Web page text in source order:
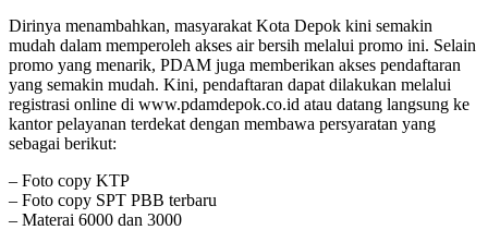
Dirinya menambahkan, masyarakat Kota Depok kini semakin
mudah dalam memperoleh akses air bersih melalui promo ini. Selain
promo yang menarik, PDAM juga memberikan akses pendaftaran
yang semakin mudah. Kini, pendaftaran dapat dilakukan melalui
registrasi online di www.pdamdepok.co.id atau datang langsung ke
kantor pelayanan terdekat dengan membawa persyaratan yang
sebagai berikut:
– Foto copy KTP
– Foto copy SPT PBB terbaru
– Materai 6000 dan 3000